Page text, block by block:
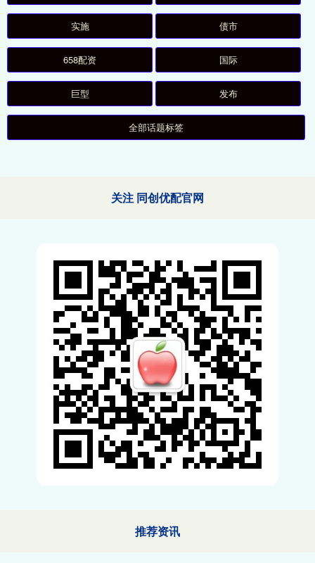
实施 债市
658配资 国际
巨型 发布
全部话题标签
关注 同创优配官网
推荐资讯